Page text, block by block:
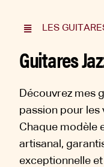
LES
Guitares
Découvrez mes
passion pour les
Chaque modèle
artisanal,
exceptionnelle